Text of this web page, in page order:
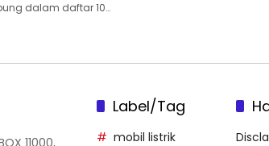
dalam daftar 10…
Label/Tag
mobil listrik